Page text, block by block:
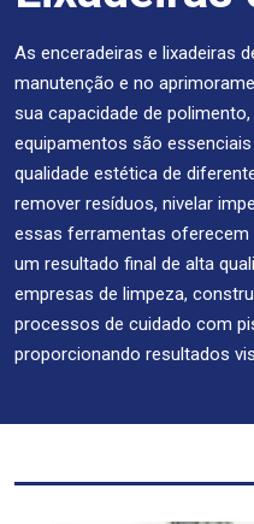
As enceradeiras e lixadeiras
manutenção e no
sua capacidade de
equipamentos são
qualidade estética de
remover resíduos, nivelar
essas ferramentas oferecem
um resultado final de alta
empresas de limpeza,
processos de cuidado com
proporcionando resultados